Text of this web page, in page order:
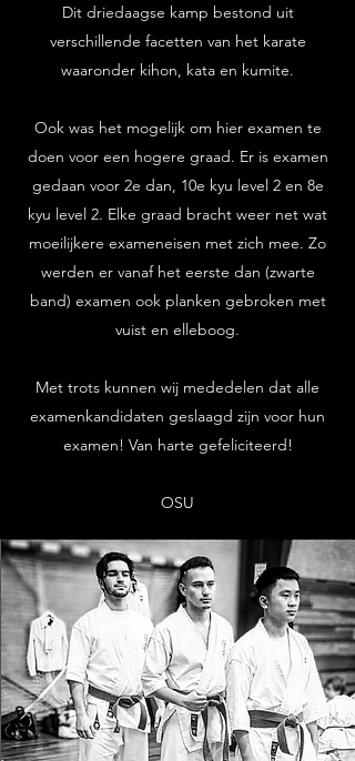
Dit driedaagse kamp bestond uit
verschillende facetten van het karate
waaronder kihon, kata en kumite.
Ook was het mogelijk om hier examen te
doen voor een hogere graad. Er is examen
gedaan voor 2e dan, 10e kyu level 2 en 8e
kyu level 2. Elke graad bracht weer net wat
moeilijkere exameneisen met zich mee. Zo
werden er vanaf het eerste dan (zwarte
band) examen ook planken gebroken met
vuist en elleboog.
Met trots kunnen wij mededelen dat alle
examenkandidaten geslaagd zijn voor hun
examen! Van harte gefeliciteerd!
OSU